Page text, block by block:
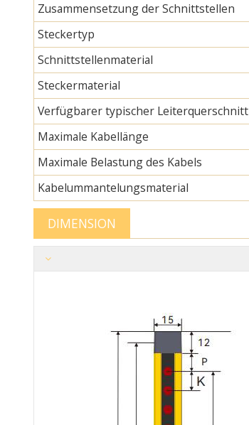
Zusammensetzung der Schnittstellen
Steckertyp
Schnittstellenmaterial
Steckermaterial
Verfügbarer typischer Leiterquerschnitt
Maximale Kabellänge
Maximale Belastung des Kabels
Kabelummantelungsmaterial
DIMENSION